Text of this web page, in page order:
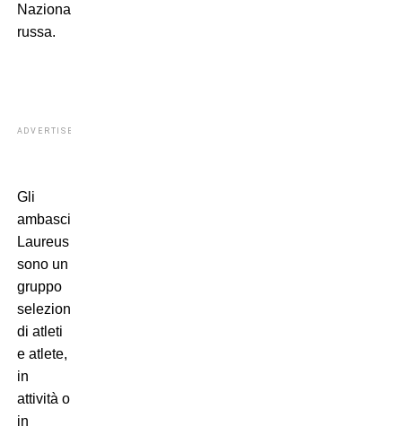
Nazionale
russa.
ADVERTISEMENT
Gli
ambasciatori
Laureus
sono un
gruppo
selezionato
di atleti
e atlete,
in
attività o
in